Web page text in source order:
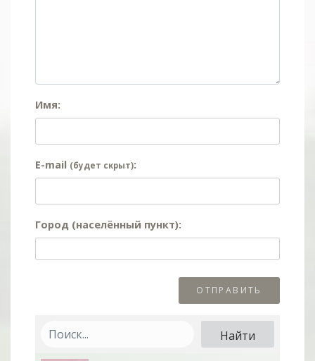
Имя:
E-mail (будет скрыт):
Город (населённый пункт):